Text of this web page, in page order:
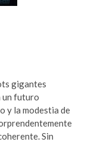
gigantes
un futuro
y la modestia de
Sin